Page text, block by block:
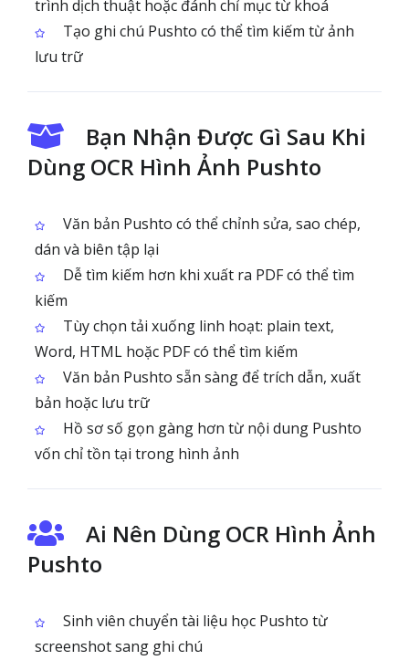
trình dịch thuật hoặc đánh chỉ mục từ khoá
Tạo ghi chú Pushto có thể tìm kiếm từ ảnh
lưu trữ
Bạn Nhận Được Gì Sau Khi
Dùng OCR Hình Ảnh Pushto
Văn bản Pushto có thể chỉnh sửa, sao chép,
dán và biên tập lại
Dễ tìm kiếm hơn khi xuất ra PDF có thể tìm
kiếm
Tùy chọn tải xuống linh hoạt: plain text,
Word, HTML hoặc PDF có thể tìm kiếm
Văn bản Pushto sẵn sàng để trích dẫn, xuất
bản hoặc lưu trữ
Hồ sơ số gọn gàng hơn từ nội dung Pushto
vốn chỉ tồn tại trong hình ảnh
Ai Nên Dùng OCR Hình Ảnh
Pushto
Sinh viên chuyển tài liệu học Pushto từ
screenshot sang ghi chú